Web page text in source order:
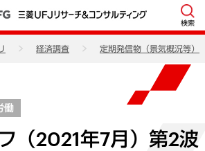
検索
経済調査 定期発信物（景気概況等）
働
（2021年7月）第2波